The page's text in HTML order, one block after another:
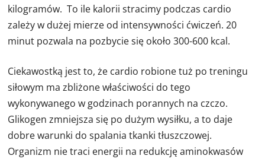
kilogramów. To ile kalorii stracimy podczas cardio
zależy w dużej mierze od intensywności ćwiczeń. 20
minut pozwala na pozbycie się około 300-600 kcal.
Ciekawostką jest to, że cardio robione tuż po treningu
siłowym ma zbliżone właściwości do tego
wykonywanego w godzinach porannych na czczo.
Glikogen zmniejsza się po dużym wysiłku, a to daje
dobre warunki do spalania tkanki tłuszczowej.
Organizm nie traci energii na redukcję aminokwasów